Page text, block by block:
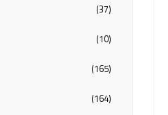
(37)
(10)
(165)
(164)